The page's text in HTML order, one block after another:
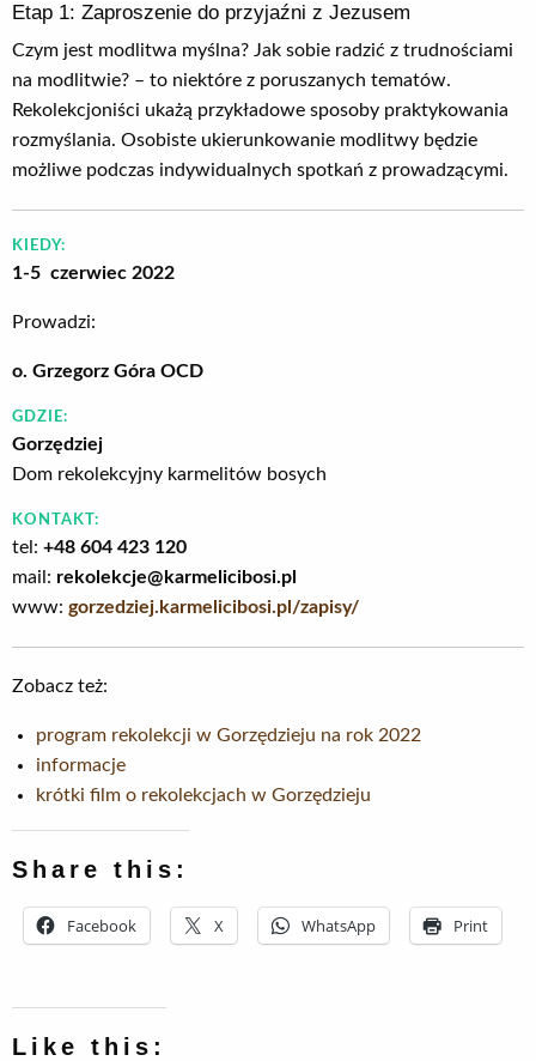
Etap 1: Zaproszenie do przyjaźni z Jezusem
Czym jest modlitwa myślna? Jak sobie radzić z trudnościami
na modlitwie? – to niektóre z poruszanych tematów.
Rekolekcjoniści ukażą przykładowe sposoby praktykowania
rozmyślania. Osobiste ukierunkowanie modlitwy będzie
możliwe podczas indywidualnych spotkań z prowadzącymi.
KIEDY:
1-5 czerwiec 2022
Prowadzi:
o. Grzegorz Góra OCD
GDZIE:
Gorzędziej
Dom rekolekcyjny karmelitów bosych
KONTAKT:
tel: +48 604 423 120
mail: rekolekcje@karmelicibosi.pl
www: gorzedziej.karmelicibosi.pl/zapisy/
Zobacz też:
program rekolekcji w Gorzędzieju na rok 2022
informacje
krótki film o rekolekcjach w Gorzędzieju
Share this:
Facebook X WhatsApp Print
Like this: